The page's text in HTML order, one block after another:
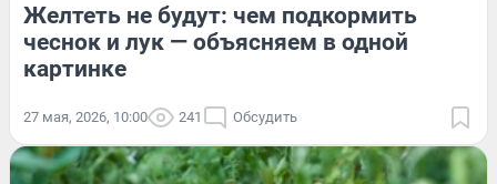
Желтеть не будут: чем подкормить
чеснок и лук — объясняем в одной
картинке
27 мая, 2026, 10:00 241 Обсудить